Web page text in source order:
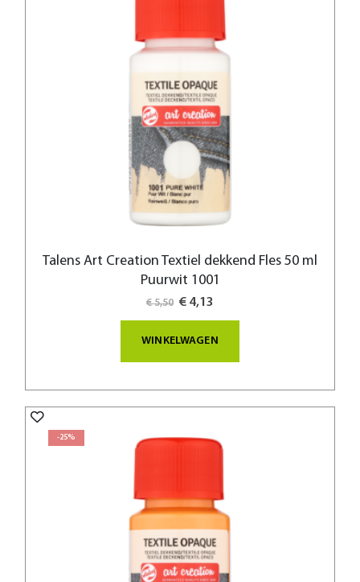
Talens Art Creation Textiel dekkend Fles 50 ml
Puurwit 1001
€ 5,50
Special
Price
€ 4,13
WINKELWAGEN
-25%